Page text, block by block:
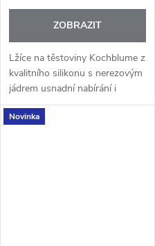
ZOBRAZIT
Lžíce na těstoviny Kochblume z
kvalitního silikonu s nerezovým
jádrem usnadní nabírání i
servírování těstovin. Má
praktický otvor pro odměření
Novinka